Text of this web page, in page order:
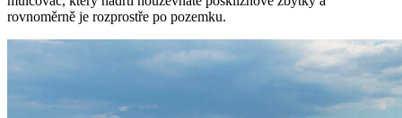
rovnoměrně je rozprostře po pozemku.